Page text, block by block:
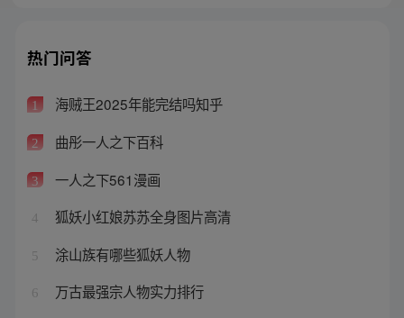
热门问答
1 海贼王2025年能完结吗知乎
2 曲彤一人之下百科
3 一人之下561漫画
4 狐妖小红娘苏苏全身图片高清
5 涂山族有哪些狐妖人物
6 万古最强宗人物实力排行